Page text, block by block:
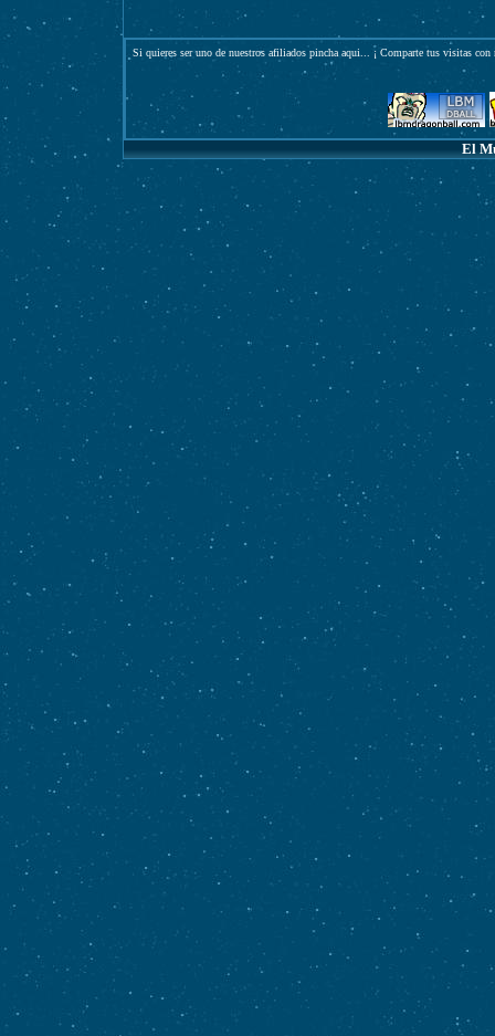
Si quieres ser uno de nuestros afiliados pincha aqui ... ¡ Comparte tus visitas con
El